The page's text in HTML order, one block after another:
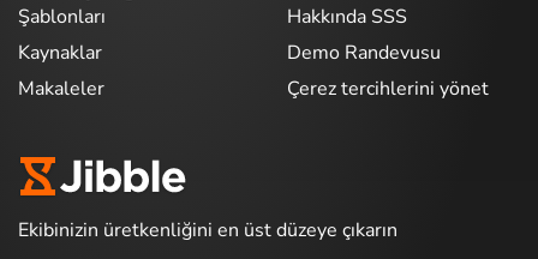
Şablonları
Kaynaklar
Makaleler
Hakkında SSS
Demo Randevusu
Çerez tercihlerini yönet
Ekibinizin üretkenliğini en üst düzeye çıkarın